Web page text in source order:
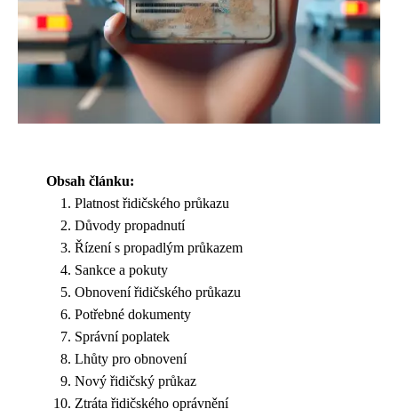
Obsah článku:
Platnost řidičského průkazu
Důvody propadnutí
Řízení s propadlým průkazem
Sankce a pokuty
Obnovení řidičského průkazu
Potřebné dokumenty
Správní poplatek
Lhůty pro obnovení
Nový řidičský průkaz
Ztráta řidičského oprávnění